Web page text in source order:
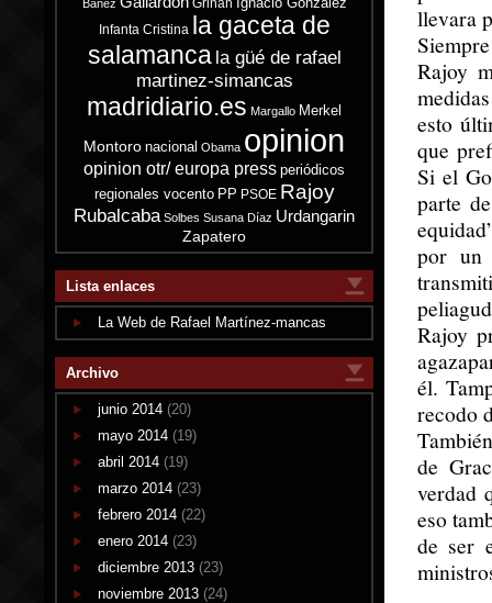
Báñez
Infanta Cristina la gaceta de
salamanca la güé de rafael
martinez-simancas
madridiario.es Margallo Merkel
Montoro nacional Obama opinion
opinion otr/ europa press periódicos
regionales vocento PP PSOE Rajoy
Rubalcaba Solbes Susana Díaz Urdangarin
Zapatero
Lista enlaces
La Web de Rafael Martínez-mancas
Archivo
junio 2014 (20)
mayo 2014 (19)
abril 2014 (19)
marzo 2014 (23)
febrero 2014 (22)
enero 2014 (23)
diciembre 2013 (23)
noviembre 2013 (24)
llevara
Rajoy
esto
que
Si el
parte
por un
Rajoy
él.
recodo
de
verdad
eso
de ser